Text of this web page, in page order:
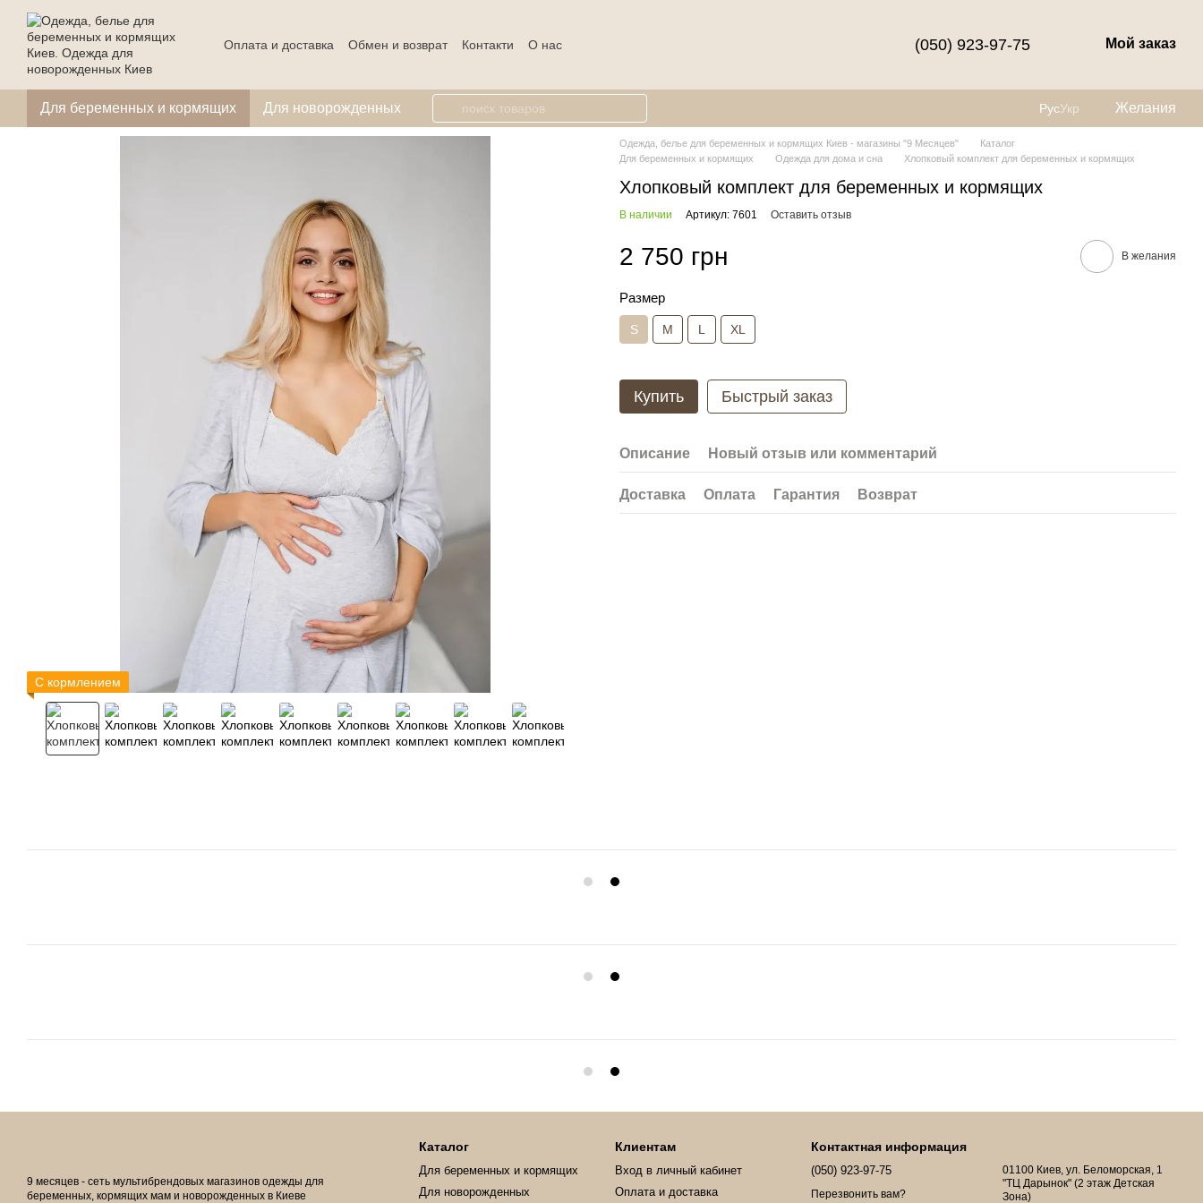
Перейти к основному контенту
Оплата и доставка Обмен и возврат Контакти О нас (050) 923-97-75 Мой заказ
Для беременных и кормящих Для новорожденных РусУкр Желания
С кормлением
Одежда, белье для беременных и кормящих Киев - магазины "9 Месяцев"
Каталог
Для беременных и кормящих
Одежда для дома и сна Хлопковый комплект для беременных и кормящих
Хлопковый комплект для беременных и кормящих
В наличии Артикул: 7601 Оставить отзыв
2 750 грн В желания
Размер
S M L XL
Купить Быстрый заказ
Описание Новый отзыв или комментарий
Доставка Оплата Гарантия Возврат
9 месяцев - сеть мультибрендовых магазинов одежды для
беременных, кормящих мам и новорожденных в Киеве
Каталог
Для беременных и кормящих
Для новорожденных
Клиентам
Вход в личный кабинет
Оплата и доставка
Контактная информация
(050) 923-97-75
Перезвонить вам?
01100 Киев, ул. Беломорская, 1
"ТЦ Дарынок" (2 этаж Детская
Зона)